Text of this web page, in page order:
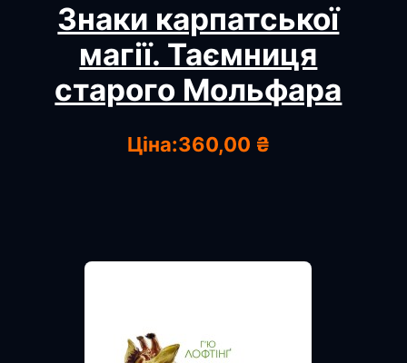
Знаки карпатської
магії. Таємниця
старого Мольфара
Ціна:360,00 ₴